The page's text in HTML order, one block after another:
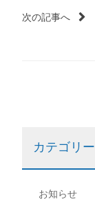
シ
次の記事へ
カテゴリー
お知らせ